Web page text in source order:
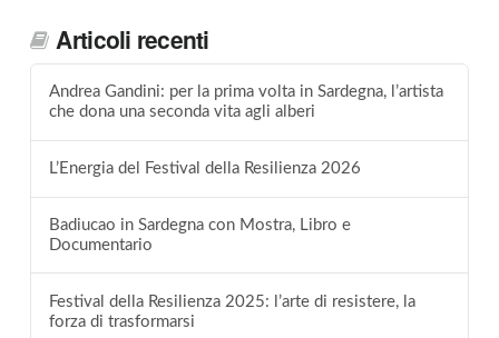
Articoli recenti
Andrea Gandini: per la prima volta in Sardegna, l’artista
che dona una seconda vita agli alberi
L’Energia del Festival della Resilienza 2026
Badiucao in Sardegna con Mostra, Libro e
Documentario
Festival della Resilienza 2025: l’arte di resistere, la
forza di trasformarsi